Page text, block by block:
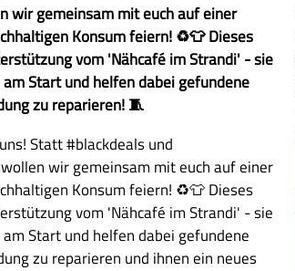
wir gemeinsam mit euch auf einer
Konsum feiern! ♻️👕 Dieses
vom 'Nähcafé im Strandi' - sie
Start und helfen dabei gefundene
zu reparieren! 🧵
Statt #blackdeals und
wir gemeinsam mit euch auf einer
Konsum feiern! ♻️👕 Dieses
vom 'Nähcafé im Strandi' - sie
Start und helfen dabei gefundene
zu reparieren und ihnen ein neues